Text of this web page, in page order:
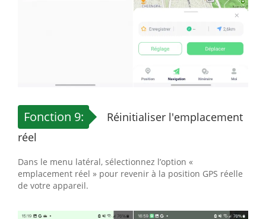
Fonction 9:
Réinitialiser l'emplacement
réel
Dans le menu latéral, sélectionnez l’option «
emplacement réel » pour revenir à la position GPS réelle
de votre appareil.